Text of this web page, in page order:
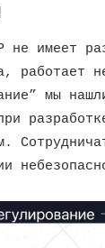
не имеет
работает
мы